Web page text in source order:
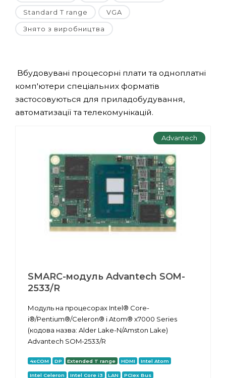
Standard T range VGA
Знято з виробництва
Вбудовувані процесорні плати та одноплатні
комп'ютери спеціальних форматів
застосовуються для приладобудування,
автоматизації та телекомунікацій.
Advantech
SMARC-модуль Advantech SOM-
2533/R
Модуль на процесорах Intel® Core-
i®/Pentium®/Celeron® і Atom® x7000 Series
(кодова назва: Alder Lake-N/Amston Lake)
Advantech SOM-2533/R
4xCOM DP Extended T range HDMI Intel Atom
Intel Celeron Intel Core i3 LAN PCIex Bus